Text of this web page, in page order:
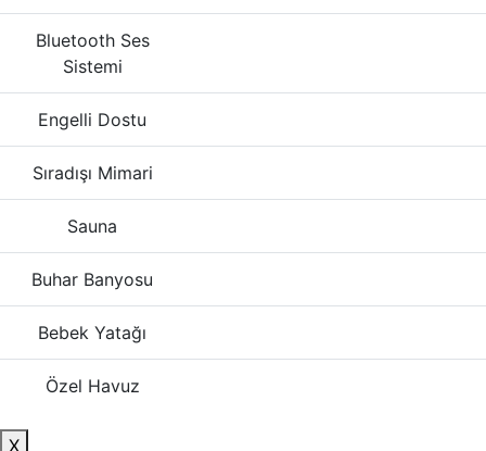
Bluetooth Ses
Sistemi
Engelli Dostu
Sıradışı Mimari
Sauna
Buhar Banyosu
Bebek Yatağı
Özel Havuz
X